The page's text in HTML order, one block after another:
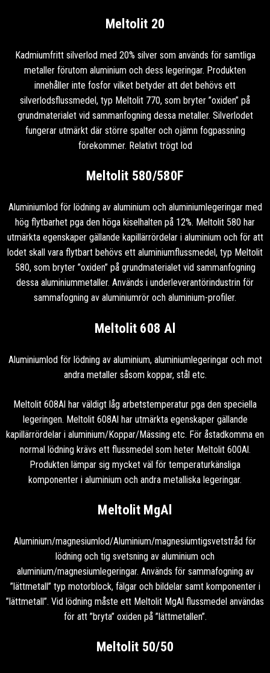
Meltolit 20
Kadmiumfritt silverlod med 20% silver som används för samtliga
metaller förutom aluminium och dess legeringar. Produkten
innehåller inte fosfor vilket betyder att det behövs ett
silverlodsflussmedel, typ Meltolit 770, som bryter ”oxiden” på
grundmaterialet vid sammanfogning dessa metaller. Silverlodet
fungerar utmärkt där större spalter och ojämn fogpassning
förekommer. Relativt trögt lod
Meltolit 580/580F
Aluminiumlod för lödning av aluminium och aluminiumlegeringar med
hög flytbarhet pga den höga kiselhalten på 12%. Meltolit 580 har
utmärkta egenskaper gällande kapillärrördelar i aluminium och för att
lodet skall vara flytbart behövs ett aluminiumflussmedel, typ Meltolit
580, som bryter ”oxiden” på grundmaterialet vid sammanfogning
dessa aluminiummetaller. Används i underleverantörindustrin för
sammafogning av aluminiumrör och aluminium-profiler.
Meltolit 608 Al
Aluminiumlod för lödning av aluminium, aluminiumlegeringar och mot
andra metaller såsom koppar, stål etc.
Meltolit 608Al har väldigt låg arbetstemperatur pga den speciella
legeringen. Meltolit 608Al har utmärkta egenskaper gällande
kapillärrördelar i aluminium/Koppar/Mässing etc. För åstadkomma en
normal lödning krävs ett flussmedel som heter Meltolit 600Al.
Produkten lämpar sig mycket väl för temperaturkänsliga
komponenter i aluminium och andra metalliska legeringar.
Meltolit MgAl
Aluminium/magnesiumlod/Aluminium/magnesiumtigsvetstråd för
lödning och tig svetsning av aluminium och
aluminium/magnesiumlegeringar. Används för sammafogning av
”lättmetall” typ motorblock, fälgar och bildelar samt komponenter i
”lättmetall”. Vid lödning måste ett Meltolit MgAl flussmedel användas
för att ”bryta” oxiden på ”lättmetallen”.
Meltolit 50/50